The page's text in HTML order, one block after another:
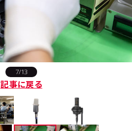
#サステナビリティ
7/13
記事に戻る